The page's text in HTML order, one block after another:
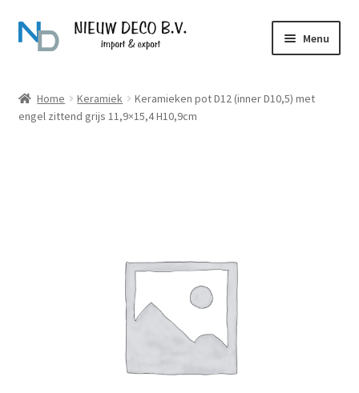
Ga
door
navigatie
Ga
naar
inhoud
Menu
Producten
Home Keramiek
Keramieken pot D12 (inner D10,5) met
engel zittend grijs 11,9×15,4 H10,9cm